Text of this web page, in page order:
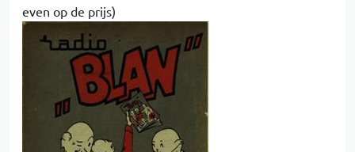
even op de prijs)